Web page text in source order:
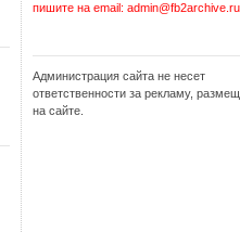
пишите на email: admin@fb2archive.ru
Администрация сайта не несет
ответственности за рекламу,
на сайте.